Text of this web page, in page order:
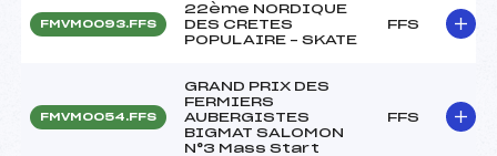
FMVM0093.FFS
22ème NORDIQUE
DES CRETES
POPULAIRE – SKATE
FFS
FMVM0054.FFS
GRAND PRIX DES
FERMIERS
AUBERGISTES
BIGMAT SALOMON
N°3 Mass Start
FFS